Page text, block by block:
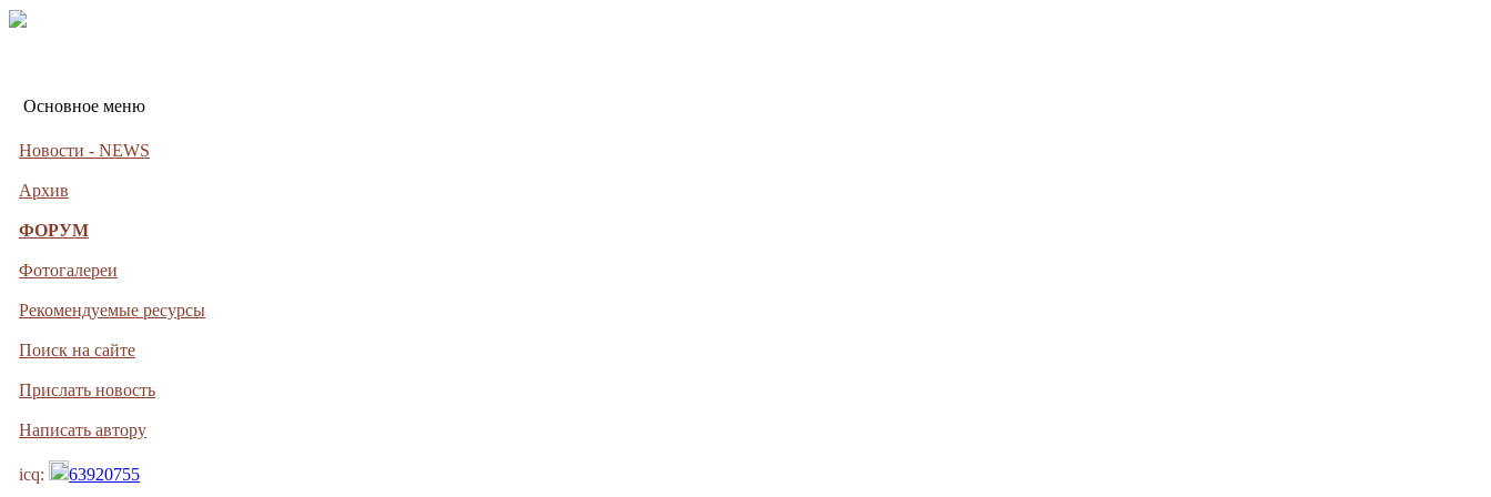
Основное меню
Новости - NEWS
Архив
ФОРУМ
Фотогалереи
Рекомендуемые ресурсы
Поиск на сайте
Прислать новость
Написать автору
icq: 63920755